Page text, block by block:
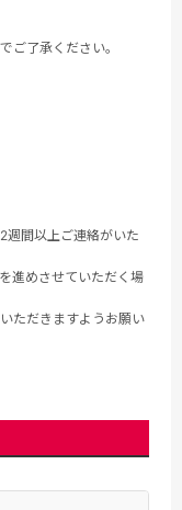
ご了承ください。
週間以上ご連絡がいた
進めさせていただく場
ただきますようお願い